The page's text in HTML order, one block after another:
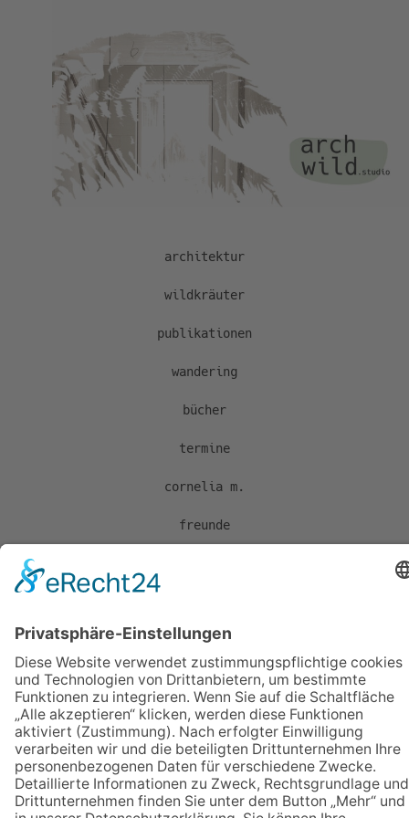
architektur
wildkräuter
publikationen
wandering
bücher
termine
cornelia m.
freunde
arch wild.studio
Cornelia Müller
tannenhäusl 2
d-95704 pullenreuth
m: 0171 11 98 575
t: 09234 92 80 985
mail@archwild.studio
www.archwild.studio